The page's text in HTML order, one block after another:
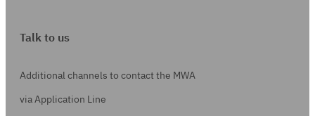
Talk to us
Additional channels to contact the MWA
via Application Line